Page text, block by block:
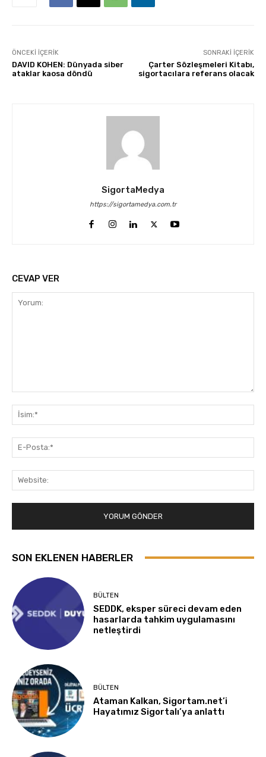
ÖNCEKI İÇERIK
DAVID KOHEN: Dünyada siber
ataklar kaosa döndü
SONRAKI İÇERIK
Çarter Sözleşmeleri Kitabı,
sigortacılara referans olacak
SigortaMedya
https://sigortamedya.com.tr
CEVAP VER
SON EKLENEN HABERLER
BÜLTEN
SEDDK, eksper süreci devam eden
hasarlarda tahkim uygulamasını
netleştirdi
BÜLTEN
Ataman Kalkan, Sigortam.net’i
Hayatımız Sigortalı’ya anlattı